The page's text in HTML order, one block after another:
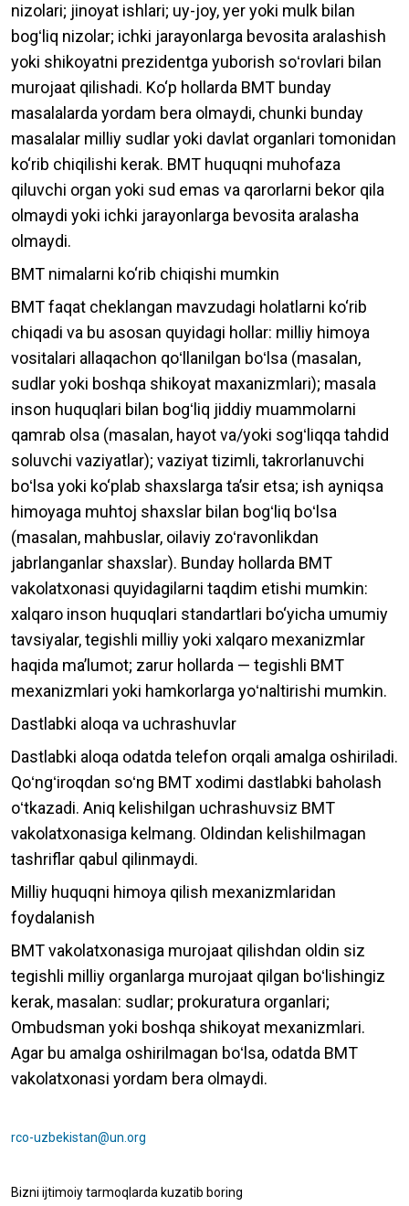
nizolari; jinoyat ishlari; uy-joy, yer yoki mulk bilan
bogʻliq nizolar; ichki jarayonlarga bevosita aralashish
yoki shikoyatni prezidentga yuborish soʻrovlari bilan
murojaat qilishadi. Ko‘p hollarda BMT bunday
masalalarda yordam bera olmaydi, chunki bunday
masalalar milliy sudlar yoki davlat organlari tomonidan
ko‘rib chiqilishi kerak. BMT huquqni muhofaza
qiluvchi organ yoki sud emas va qarorlarni bekor qila
olmaydi yoki ichki jarayonlarga bevosita aralasha
olmaydi.
BMT nimalarni ko‘rib chiqishi mumkin
BMT faqat cheklangan mavzudagi holatlarni ko‘rib
chiqadi va bu asosan quyidagi hollar: milliy himoya
vositalari allaqachon qoʻllanilgan boʻlsa (masalan,
sudlar yoki boshqa shikoyat maxanizmlari); masala
inson huquqlari bilan bogʻliq jiddiy muammolarni
qamrab olsa (masalan, hayot va/yoki sogʻliqqa tahdid
soluvchi vaziyatlar); vaziyat tizimli, takrorlanuvchi
boʻlsa yoki ko‘plab shaxslarga taʼsir etsa; ish ayniqsa
himoyaga muhtoj shaxslar bilan bogʻliq boʻlsa
(masalan, mahbuslar, oilaviy zoʻravonlikdan
jabrlanganlar shaxslar). Bunday hollarda BMT
vakolatxonasi quyidagilarni taqdim etishi mumkin:
xalqaro inson huquqlari standartlari bo‘yicha umumiy
tavsiyalar, tegishli milliy yoki xalqaro mexanizmlar
haqida maʼlumot; zarur hollarda — tegishli BMT
mexanizmlari yoki hamkorlarga yoʻnaltirishi mumkin.
Dastlabki aloqa va uchrashuvlar
Dastlabki aloqa odatda telefon orqali amalga oshiriladi.
Qoʻngʻiroqdan soʻng BMT xodimi dastlabki baholash
oʻtkazadi. Aniq kelishilgan uchrashuvsiz BMT
vakolatxonasiga kelmang. Oldindan kelishilmagan
tashriflar qabul qilinmaydi.
Milliy huquqni himoya qilish mexanizmlaridan
foydalanish
BMT vakolatxonasiga murojaat qilishdan oldin siz
tegishli milliy organlarga murojaat qilgan boʻlishingiz
kerak, masalan: sudlar; prokuratura organlari;
Ombudsman yoki boshqa shikoyat mexanizmlari.
Agar bu amalga oshirilmagan boʻlsa, odatda BMT
vakolatxonasi yordam bera olmaydi.
rco-uzbekistan@un.org
Bizni ijtimoiy tarmoqlarda kuzatib boring